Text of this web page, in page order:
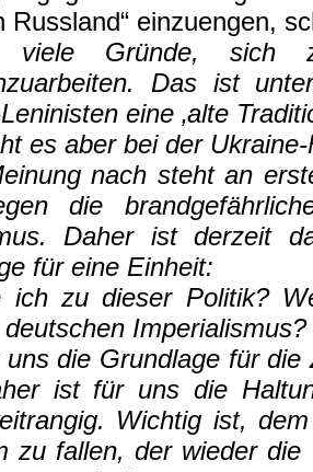
Russland“ einzuengen,
viele Gründe, sich
Das ist
eine ‚alte
es aber bei der
nach steht an
die
Daher ist derzeit
für eine Einheit:
ich zu dieser Politik?
Imperialismus?
die Grundlage für die
ist für uns die
Wichtig ist,
zu fallen, der wieder die